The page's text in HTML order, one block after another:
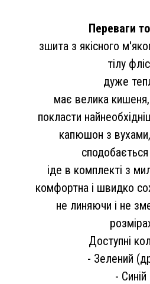
Переваги
зшита з якісного
тілу
дуже
має велика
покласти
капюшон з
сподобається
іде в комплекті з
комфортна і швидко
не линяючи і не
Доступні
- Зелений
- Синій